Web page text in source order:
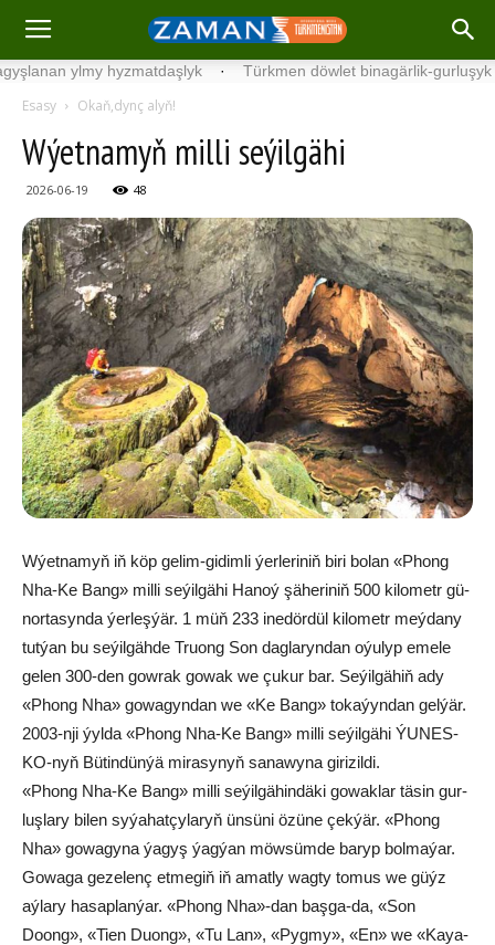
ylmy hyzmatdaşlyk · Türkmen döwlet binagärlik-gurluşyk
Esasy Okaň,dynç alyň!
Wýet­na­myň milli seýilgähi
2026-06-19 48
Wýet­na­myň iň köp ge­lim-gi­dim­li ýer­le­ri­niň bi­ri bo­lan «Phong
Nha-Ke Bang» mil­li se­ýil­gä­hi Ha­noý şä­he­ri­niň 500 ki­lo­metr gü­
nor­ta­syn­da ýer­leş­ýär. 1 müň 233 ine­dör­dül ki­lo­metr meý­da­ny
tut­ýan bu se­ýil­gäh­de Truong Son dag­la­ryn­dan oýu­lyp eme­le
ge­len 300-den gow­rak go­wak we çu­kur­ bar. Se­ýil­gä­hiň ady
«Phong Nha» go­wa­gyn­dan we «Ke Bang» to­ka­ýyn­dan gel­ýär.
2003-nji ýyl­da «Phong Nha-Ke Bang» mil­li se­ýil­gä­hi ÝU­NES­
KO-nyň Bü­tin­dün­ýä mi­ra­sy­nyň sa­na­wy­na gi­ri­zil­di.
«Phong Nha-Ke Bang» mil­li se­ýil­gä­hin­dä­ki go­wak­lar tä­sin gur­
luş­la­ry bi­len sy­ýa­hat­çy­la­ryň ün­sü­ni özü­ne çek­ýär. «Phong
Nha» go­wa­gy­na ýa­gyş ýagýan möw­sü­m­de ba­ryp bol­ma­ýar.
Go­wa­ga ge­ze­lenç et­me­giň iň amat­ly wag­ty to­mus we güýz
aý­la­ry ha­sap­lan­ýar. «Phong Nha»-dan baş­ga-da, «Son
Doong», «Ti­en Duong», «Tu Lan», «Pyg­my», «En» we «Kaya­